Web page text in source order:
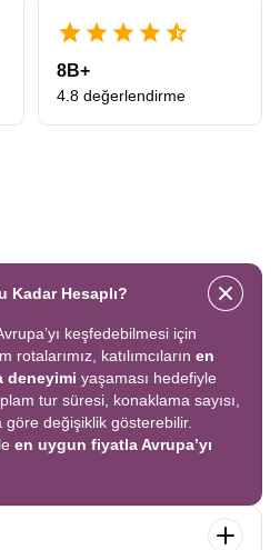
8B+
4.8 değerlendirme
Kadar Hesaplı?
keşfedebilmesi için
katılımcıların en
deneyimi yaşaması hedefiyle
tur süresi, konaklama sayısı,
değişiklik gösterebilir.
en uygun fiyatla Avrupa’yı